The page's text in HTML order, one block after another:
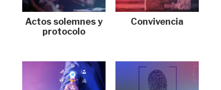
Actos solemnes y
protocolo
Convivencia